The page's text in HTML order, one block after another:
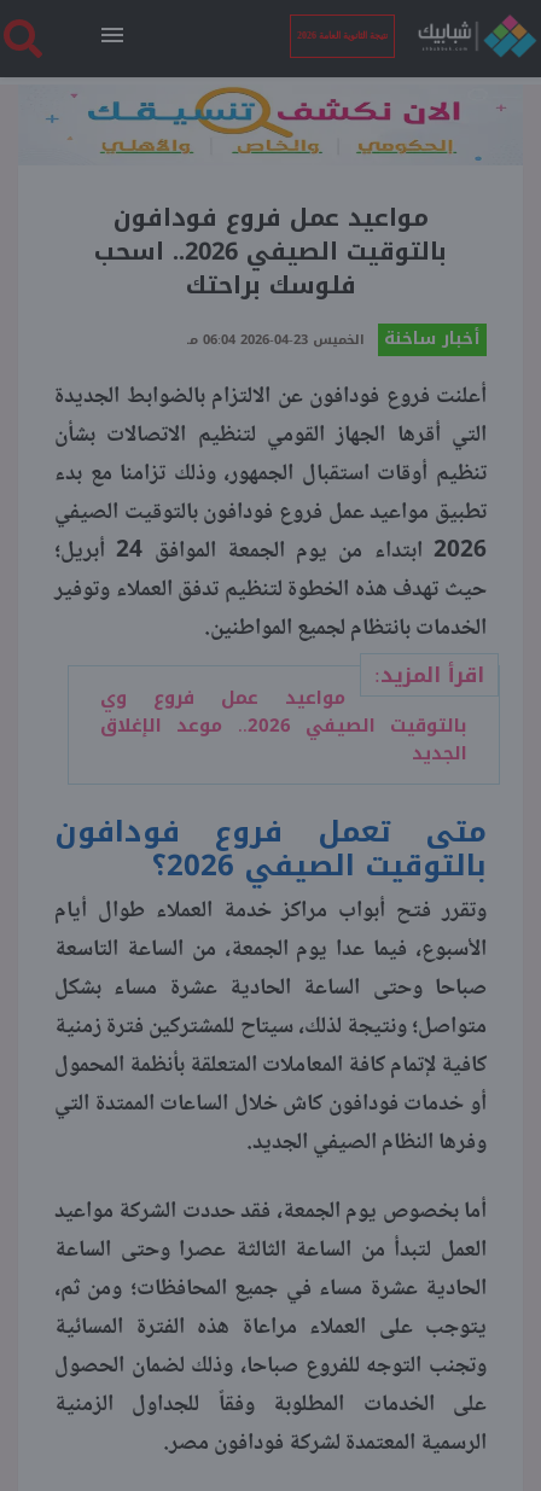
نتيجة الثانوية العامة 2026
الرئيسية
نتيجة الثانوية العامة 2026
أخبار ساخنة
بوابة الطلبة
ملفات
منوعات
مواعيد عمل فروع فودافون
بالتوقيت الصيفي 2026.. اسحب
فلوسك براحتك
أخبار ساخنة الخميس 23-04-2026 06:04 مـ
أعلنت فروع فودافون عن الالتزام بالضوابط الجديدة
التي أقرها الجهاز القومي لتنظيم الاتصالات بشأن
تنظيم أوقات استقبال الجمهور، وذلك تزامنا مع بدء
تطبيق مواعيد عمل فروع فودافون بالتوقيت الصيفي
2026 ابتداء من يوم الجمعة الموافق 24 أبريل؛
حيث تهدف هذه الخطوة لتنظيم تدفق العملاء وتوفير
الخدمات بانتظام لجميع المواطنين.
اقرأ المزيد:
مواعيد عمل فروع وي
بالتوقيت الصيفي 2026.. موعد الإغلاق
الجديد
متى تعمل فروع فودافون
بالتوقيت الصيفي 2026؟
وتقرر فتح أبواب مراكز خدمة العملاء طوال أيام
الأسبوع، فيما عدا يوم الجمعة، من الساعة التاسعة
صباحا وحتى الساعة الحادية عشرة مساء بشكل
متواصل؛ ونتيجة لذلك، سيتاح للمشتركين فترة زمنية
كافية لإتمام كافة المعاملات المتعلقة بأنظمة المحمول
أو خدمات فودافون كاش خلال الساعات الممتدة التي
وفرها النظام الصيفي الجديد.
أما بخصوص يوم الجمعة، فقد حددت الشركة مواعيد
العمل لتبدأ من الساعة الثالثة عصرا وحتى الساعة
الحادية عشرة مساء في جميع المحافظات؛ ومن ثم،
يتوجب على العملاء مراعاة هذه الفترة المسائية
وتجنب التوجه للفروع صباحا، وذلك لضمان الحصول
على الخدمات المطلوبة وفقاً للجداول الزمنية
الرسمية المعتمدة لشركة فودافون مصر.